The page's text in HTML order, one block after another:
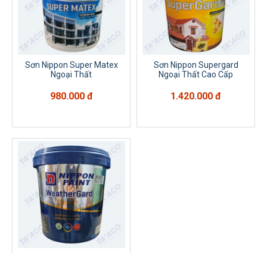
Sơn Nippon Super Matex
Ngoại Thất
980.000 đ
Sơn Nippon Supergard
Ngoại Thất Cao Cấp
1.420.000 đ